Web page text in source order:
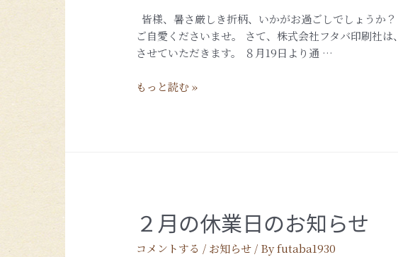
皆様、暑さ厳しき折柄、いかがお過ごしでしょうか
ご自愛くださいませ。 さて、株式会社フタバ印刷社
させていただきます。 ８月19日より通 …
もっと読む »
２月の休業日のお知らせ
コメントする / お知らせ / Byfutaba1930